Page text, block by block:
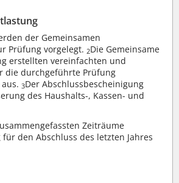
der Gemeinsamen
Prüfung vorgelegt. 2Die Gemeinsame
erstellten vereinfachten und
die durchgeführte Prüfung
aus.3Der Abschlussbescheinigung
des Haushalts-, Kassen- und
Zeiträume
den Abschluss des letzten Jahres